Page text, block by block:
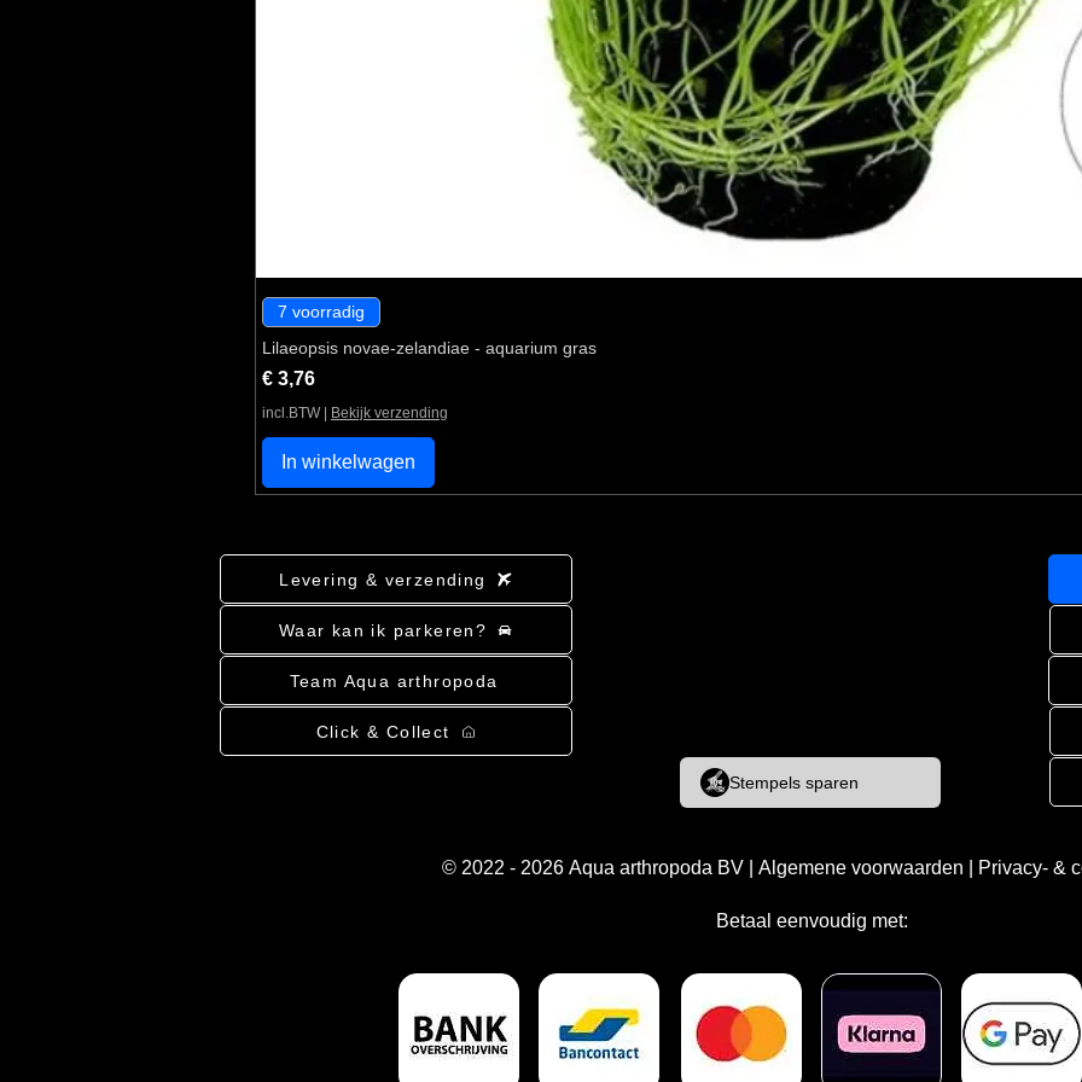
7 voorradig
Lilaeopsis novae-zelandiae - aquarium gras
Prijs
€ 3,76
incl.BTW Bekijk verzending
In winkelwagen
Levering & verzending
Waar kan ik parkeren?
Team Aqua arthropoda
Click & Collect
Stempels sparen
© 2022 - 2026 Aqua arthropoda BV Algemene voorwaarden Privacy- &
Betaal eenvoudig met: